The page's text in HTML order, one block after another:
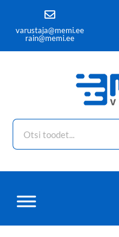
varustaja@memi.ee
rain@memi.ee